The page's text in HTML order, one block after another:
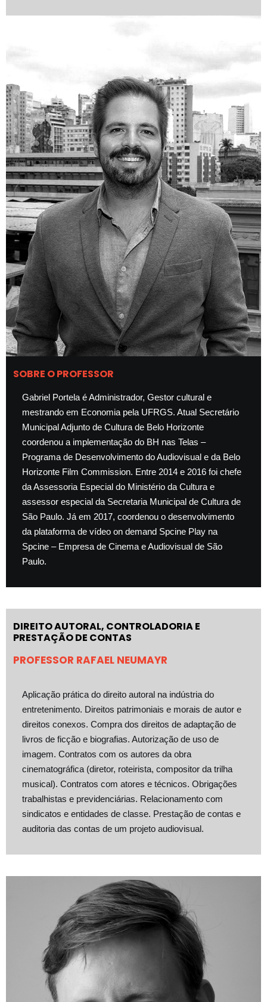
SOBRE O PROFESSOR
Gabriel Portela é Administrador, Gestor cultural e
mestrando em Economia pela UFRGS. Atual Secretário
Municipal Adjunto de Cultura de Belo Horizonte
coordenou a implementação do BH nas Telas –
Programa de Desenvolvimento do Audiovisual e da Belo
Horizonte Film Commission. Entre 2014 e 2016 foi chefe
da Assessoria Especial do Ministério da Cultura e
assessor especial da Secretaria Municipal de Cultura de
São Paulo. Já em 2017, coordenou o desenvolvimento
da plataforma de vídeo on demand Spcine Play na
Spcine – Empresa de Cinema e Audiovisual de São
Paulo.
DIREITO AUTORAL, CONTROLADORIA E
PRESTAÇÃO DE CONTAS
PROFESSOR RAFAEL NEUMAYR
Aplicação prática do direito autoral na indústria do
entretenimento. Direitos patrimoniais e morais de autor e
direitos conexos. Compra dos direitos de adaptação de
livros de ficção e biografias. Autorização de uso de
imagem. Contratos com os autores da obra
cinematográfica (diretor, roteirista, compositor da trilha
musical). Contratos com atores e técnicos. Obrigações
trabalhistas e previdenciárias. Relacionamento com
sindicatos e entidades de classe. Prestação de contas e
auditoria das contas de um projeto audiovisual.